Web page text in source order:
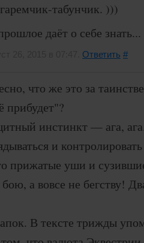
табунчик. )))
даёт о себе знать...
Ответить #
что же это за
прибудет"?
инстинкт — ага,
и
прижатые уши и
бою, а вовсе не бегству!
В тексте трижды